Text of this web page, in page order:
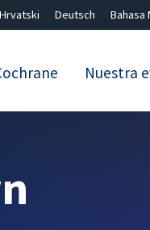
Hrvatski Deutsch Bahasa
Nuestra